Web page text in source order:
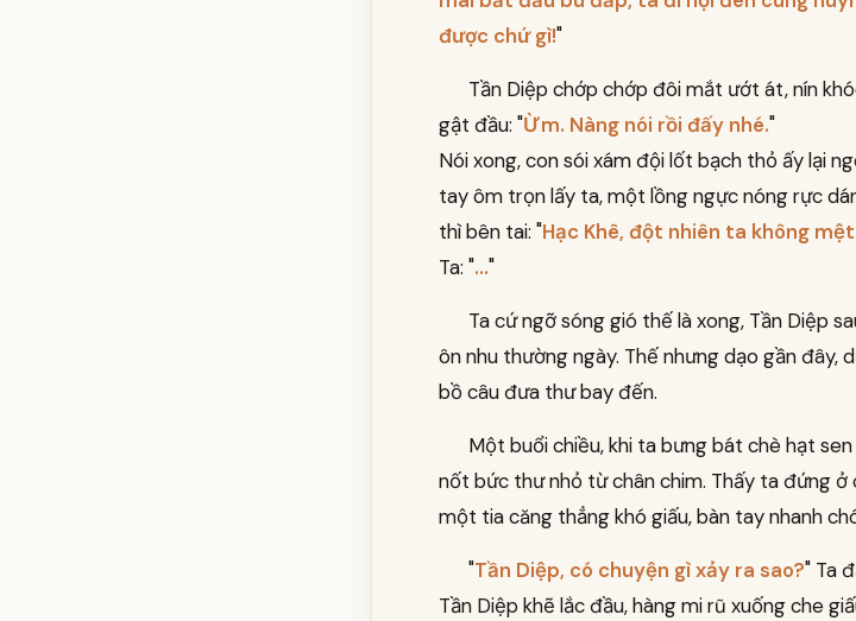
được chứ gì!"
Tần Diệp chớp chớp đôi mắt ướt át, nín
gật đầu: "Ừm. Nàng nói rồi đấy nhé."
Nói xong, con sói xám đội lốt bạch thỏ ấy lại
tay ôm trọn lấy ta, một lồng ngực nóng rực
thì bên tai: "Hạc Khê, đột nhiên ta không
Ta: "..."
Ta cứ ngỡ sóng gió thế là xong, Tần Diệp
ôn nhu thường ngày. Thế nhưng dạo gần đây,
bồ câu đưa thư bay đến.
Một buổi chiều, khi ta bưng bát chè hạt
nốt bức thư nhỏ từ chân chim. Thấy ta đứng
một tia căng thẳng khó giấu, bàn tay nhanh
"Tần Diệp, có chuyện gì xảy ra sao?" Ta
Tần Diệp khẽ lắc đầu, hàng mi rũ xuống che